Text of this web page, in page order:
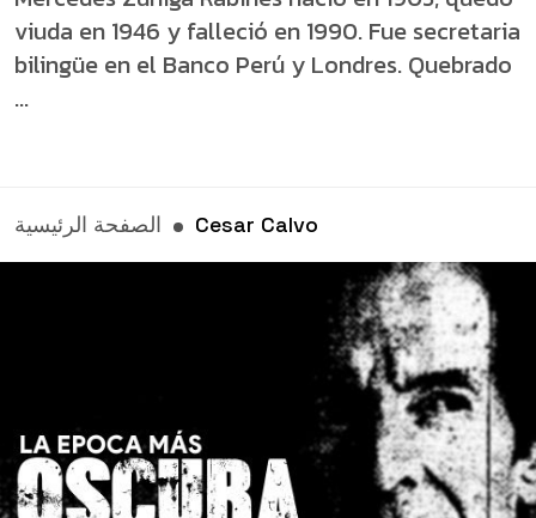
viuda en 1946 y falleció en 1990. Fue secretaria
bilingüe en el Banco Perú y Londres. Quebrado
...
الصفحة الرئيسية Cesar Calvo